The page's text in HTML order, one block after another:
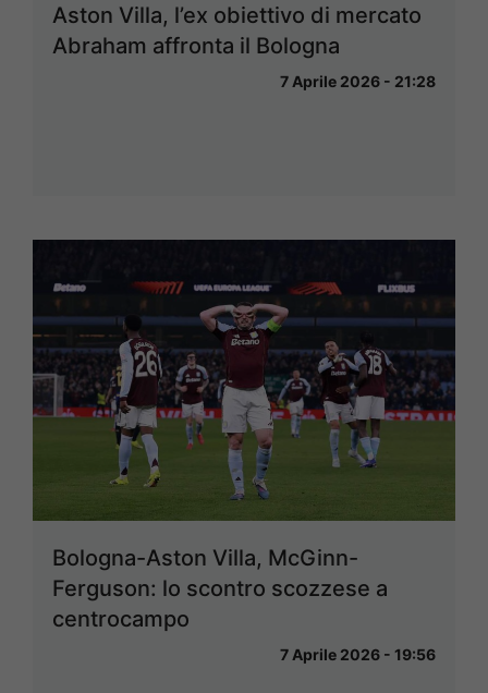
Aston Villa, l’ex obiettivo di mercato
Abraham affronta il Bologna
7 Aprile 2026 - 21:28
Bologna-Aston Villa, McGinn-
Ferguson: lo scontro scozzese a
centrocampo
7 Aprile 2026 - 19:56